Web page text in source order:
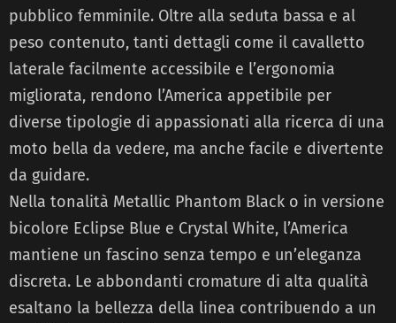
pubblico femminile. Oltre alla seduta bassa e al
peso contenuto, tanti dettagli come il cavalletto
laterale facilmente accessibile e l’ergonomia
migliorata, rendono l’America appetibile per
diverse tipologie di appassionati alla ricerca di una
moto bella da vedere, ma anche facile e divertente
da guidare.
Nella tonalità Metallic Phantom Black o in versione
bicolore Eclipse Blue e Crystal White, l’America
mantiene un fascino senza tempo e un’eleganza
discreta. Le abbondanti cromature di alta qualità
esaltano la bellezza della linea contribuendo a un